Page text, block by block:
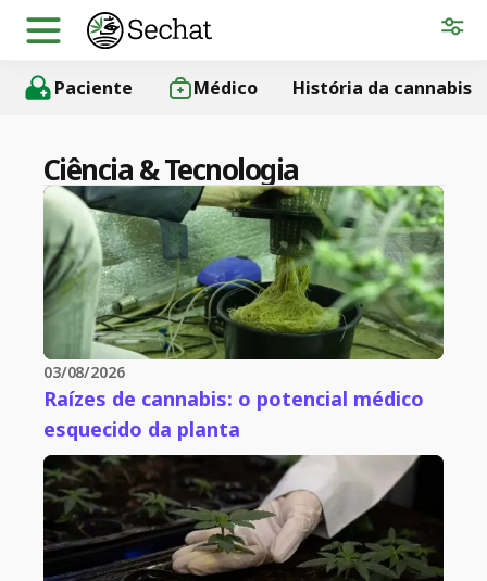
Paciente Médico História da cannabis
Ciência & Tecnologia
03/08/2026
Raízes de cannabis: o potencial médico
esquecido da planta